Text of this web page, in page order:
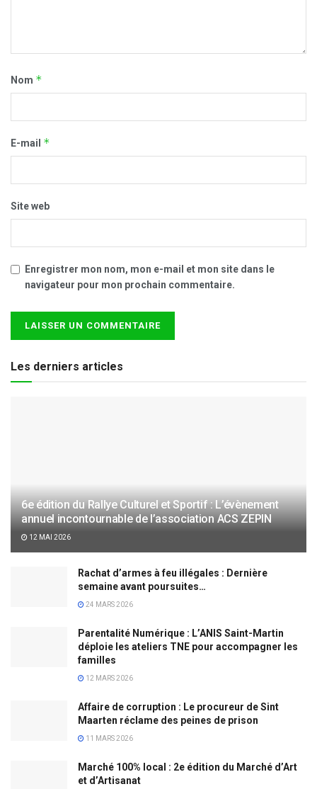
Nom *
E-mail *
Site web
Enregistrer mon nom, mon e-mail et mon site dans le
navigateur pour mon prochain commentaire.
Les derniers articles
6e édition du Rallye Culturel et Sportif : L’évènement
annuel incontournable de l’association ACS ZEPIN
12 MAI 2026
Rachat d’armes à feu illégales : Dernière
semaine avant poursuites…
24 MARS 2026
Parentalité Numérique : L’ANIS Saint-Martin
déploie les ateliers TNE pour accompagner les
familles
12 MARS 2026
Affaire de corruption : Le procureur de Sint
Maarten réclame des peines de prison
11 MARS 2026
Marché 100% local : 2e édition du Marché d’Art
et d’Artisanat